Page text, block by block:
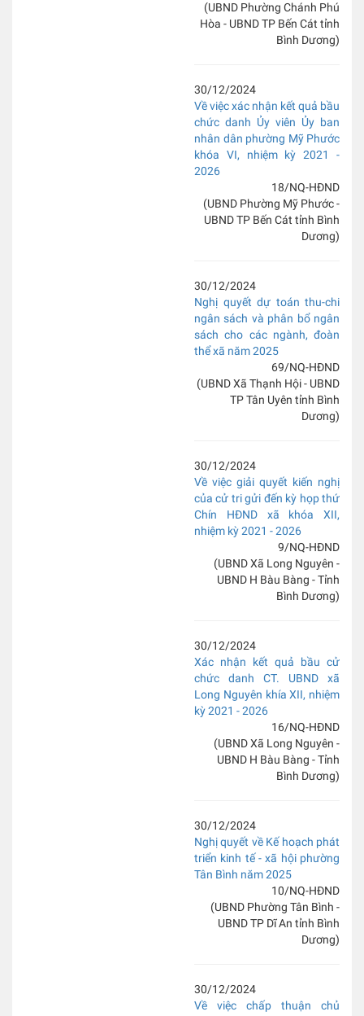
(UBND Phường Chánh Phú
Hòa - UBND TP Bến Cát tỉnh
Bình Dương)
30/12/2024
Về việc xác nhận kết quả bầu
chức danh Ủy viên Ủy ban
nhân dân phường Mỹ Phước
khóa VI, nhiệm kỳ 2021 -
2026
18/NQ-HĐND
(UBND Phường Mỹ Phước -
UBND TP Bến Cát tỉnh Bình
Dương)
30/12/2024
Nghị quyết dự toán thu-chi
ngân sách và phân bổ ngân
sách cho các ngành, đoàn
thể xã năm 2025
69/NQ-HĐND
(UBND Xã Thạnh Hội - UBND
TP Tân Uyên tỉnh Bình
Dương)
30/12/2024
Về việc giải quyết kiến nghị
của cử tri gửi đến kỳ họp thứ
Chín HĐND xã khóa XII,
nhiệm kỳ 2021 - 2026
9/NQ-HĐND
(UBND Xã Long Nguyên -
UBND H Bàu Bàng - Tỉnh
Bình Dương)
30/12/2024
Xác nhận kết quả bầu cử
chức danh CT. UBND xã
Long Nguyên khía XII, nhiệm
kỳ 2021 - 2026
16/NQ-HĐND
(UBND Xã Long Nguyên -
UBND H Bàu Bàng - Tỉnh
Bình Dương)
30/12/2024
Nghị quyết về Kế hoạch phát
triển kinh tế - xã hội phường
Tân Bình năm 2025
10/NQ-HĐND
(UBND Phường Tân Bình -
UBND TP Dĩ An tỉnh Bình
Dương)
30/12/2024
Về việc chấp thuận chủ